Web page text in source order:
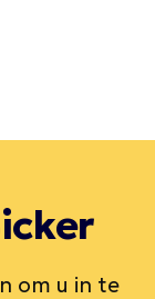
om u in te